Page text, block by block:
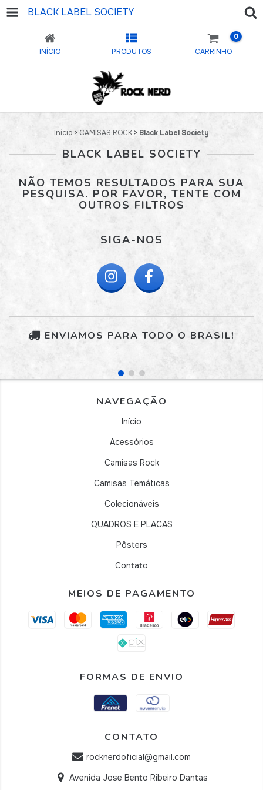
BLACK LABEL SOCIETY
INÍCIO PRODUTOS CARRINHO
0
Início > CAMISAS ROCK > Black Label Society
BLACK LABEL SOCIETY
NÃO TEMOS RESULTADOS PARA SUA
PESQUISA. POR FAVOR, TENTE COM
OUTROS FILTROS
SIGA-NOS
ENVIAMOS PARA TODO O BRASIL!
NAVEGAÇÃO
Início
Acessórios
Camisas Rock
Camisas Temáticas
Colecionáveis
QUADROS E PLACAS
Pôsters
Contato
MEIOS DE PAGAMENTO
FORMAS DE ENVIO
CONTATO
rocknerdoficial@gmail.com
Avenida Jose Bento Ribeiro Dantas